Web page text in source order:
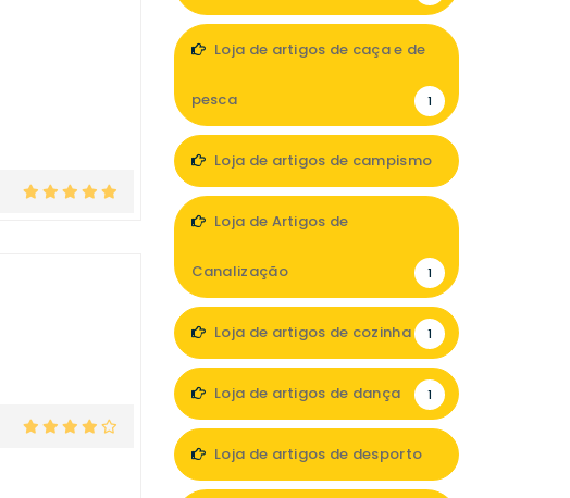
Loja de artigos de caça e de
pesca 1
Loja de artigos de campismo
Loja de Artigos de
Canalização 1
Loja de artigos de cozinha 1
Loja de artigos de dança 1
Loja de artigos de desporto